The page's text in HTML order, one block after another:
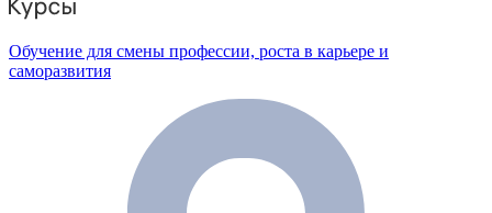
Обучение для смены профессии, роста в карьере и
саморазвития